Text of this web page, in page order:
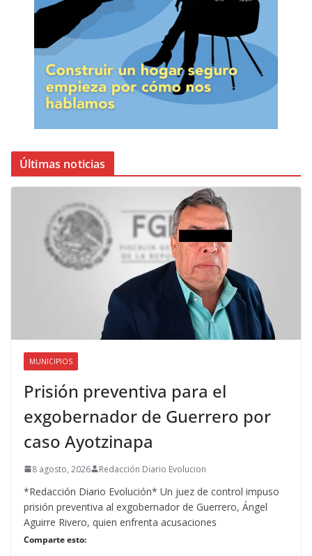
Últimas noticias
MUNICIPIOS
Prisión preventiva para el
exgobernador de Guerrero por
caso Ayotzinapa
8 agosto, 2026 Redacción Diario Evolucion
*Redacción Diario Evolución* Un juez de control impuso
prisión preventiva al exgobernador de Guerrero, Ángel
Aguirre Rivero, quien enfrenta acusaciones
Comparte esto: